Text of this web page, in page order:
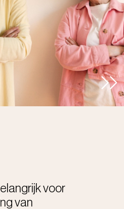
voor
van